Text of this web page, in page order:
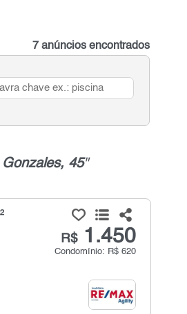
7 anúncios encontrados
45"
R$1.450
Condomínio: R$ 620